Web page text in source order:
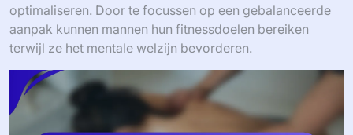
optimaliseren. Door te focussen op een gebalanceerde
aanpak kunnen mannen hun fitnessdoelen bereiken
terwijl ze het mentale welzijn bevorderen.